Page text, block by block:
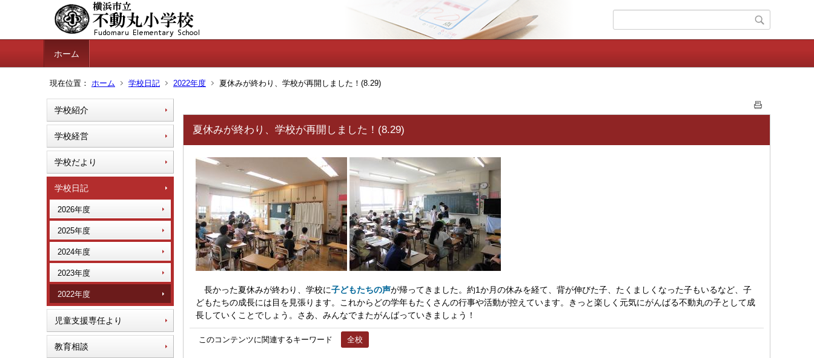
ホーム
現在位置： ホーム 学校日記 2022年度 夏休みが終わり、学校が再開しました！(8.29)
学校紹介
学校経営
学校だより
学校日記
2026年度
2025年度
2024年度
2023年度
2022年度
児童支援専任より
教育相談
夏休みが終わり、学校が再開しました！(8.29)
長かった夏休みが終わり、学校に子どもたちの声が帰ってきました。約1か月の休みを経て、背が伸びた子、たくましくなった子もいるなど、子
どもたちの成長には目を見張ります。これからどの学年もたくさんの行事や活動が控えています。きっと楽しく元気にがんばる不動丸の子として成
長していくことでしょう。さあ、みんなでまたがんばっていきましょう！
このコンテンツに関連するキーワード 全校